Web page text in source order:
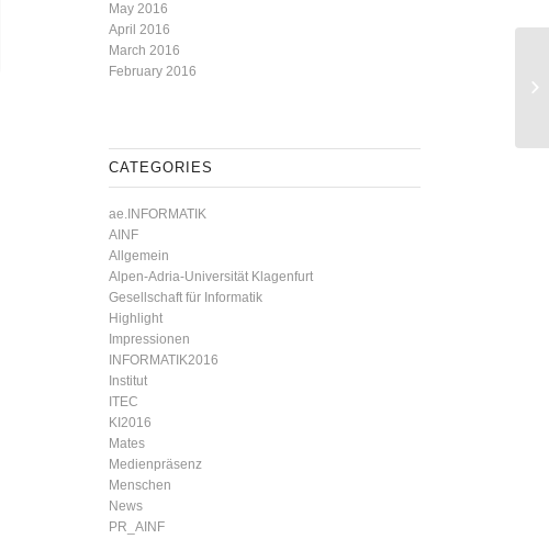
May 2016
April 2016
March 2016
February 2016
CATEGORIES
ae.INFORMATIK
AINF
Allgemein
Alpen-Adria-Universität Klagenfurt
Gesellschaft für Informatik
Highlight
Impressionen
INFORMATIK2016
Institut
ITEC
KI2016
Mates
Medienpräsenz
Menschen
News
PR_AINF